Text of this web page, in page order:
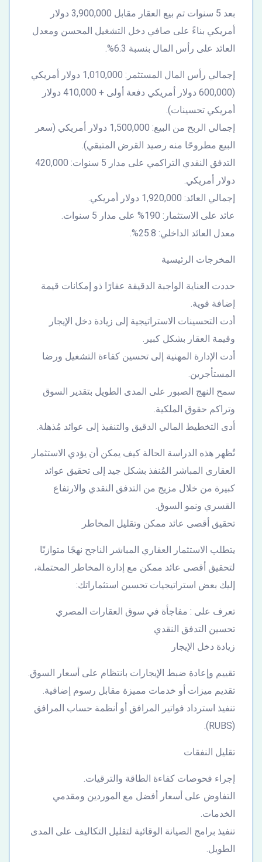
بعد 5 سنوات تم بيع العقار مقابل 3,900,000 دولار
أمريكي بناءً على صافي دخل التشغيل المحسن ومعدل
العائد على رأس المال بنسبة 6.3%.
إجمالي رأس المال المستثمر: 1,010,000 دولار أمريكي
(600,000 دولار أمريكي دفعة أولى + 410,000 دولار
أمريكي تحسينات).
إجمالي الربح من البيع: 1,500,000 دولار أمريكي (سعر
البيع مطروحًا منه رصيد القرض المتبقي).
التدفق النقدي التراكمي على مدار 5 سنوات: 420,000
دولار أمريكي.
إجمالي العائد: 1,920,000 دولار أمريكي.
عائد على الاستثمار: 190% على مدار 5 سنوات.
معدل العائد الداخلي: 25.8%.
المخرجات الرئيسية
حددت العناية الواجبة الدقيقة عقارًا ذو إمكانات قيمة
إضافة قوية.
أدت التحسينات الاستراتيجية إلى زيادة دخل الإيجار
وقيمة العقار بشكل كبير.
أدت الإدارة المهنية إلى تحسين كفاءة التشغيل ورضا
المستأجرين.
سمح النهج الصبور على المدى الطويل بتقدير السوق
وتراكم حقوق الملكية.
أدى التخطيط المالي الدقيق والتنفيذ إلى عوائد مُذهلة.
تُظهر هذه الدراسة الحالة كيف يمكن أن يؤدي الاستثمار
العقاري المباشر المُنفذ بشكل جيد إلى تحقيق عوائد
كبيرة من خلال مزيج من التدفق النقدي والارتفاع
القسري ونمو السوق.
تحقيق أقصى عائد ممكن وتقليل المخاطر
يتطلب الاستثمار العقاري المباشر الناجح نهجًا متوازنًا
لتحقيق أقصى عائد ممكن مع إدارة المخاطر المحتملة،
إليك بعض استراتيجيات تحسين استثماراتك:
تعرف على : مفاجأة في سوق العقارات المصري
تحسين التدفق النقدي
زيادة دخل الإيجار
تقييم وإعادة ضبط الإيجارات بانتظام على أسعار السوق.
تقديم ميزات أو خدمات مميزة مقابل رسوم إضافية.
تنفيذ استرداد فواتير المرافق أو أنظمة حساب المرافق
(RUBS).
تقليل النفقات
إجراء فحوصات كفاءة الطاقة والترقيات.
التفاوض على أسعار أفضل مع الموردين ومقدمي
الخدمات.
تنفيذ برامج الصيانة الوقائية لتقليل التكاليف على المدى
الطويل.